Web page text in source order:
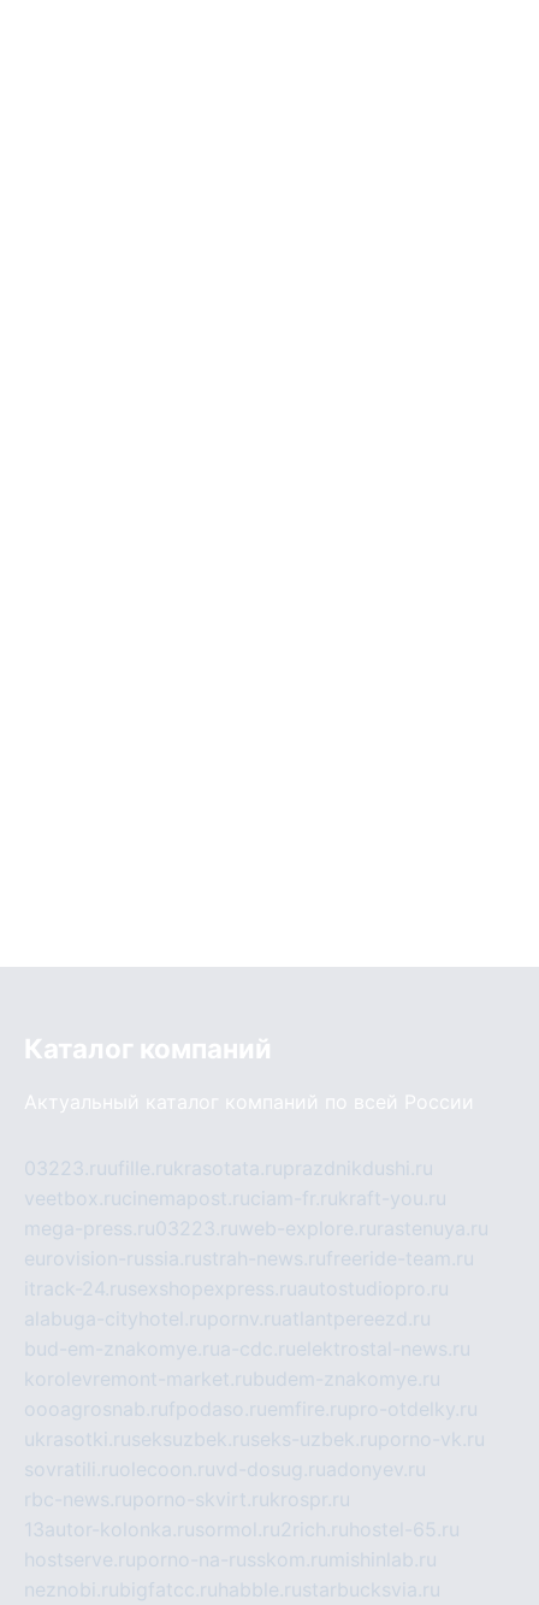
Каталог компаний
Актуальный каталог компаний по всей России
03223.ruufille.rukrasotata.ruprazdnikdushi.ru
veetbox.rucinemapost.ruciam-fr.rukraft-you.ru
mega-press.ru03223.ruweb-explore.ru rastenuya.ru
eurovision-russia.rustrah-news.rufreeride-team.ru
itrack-24.rusexshopexpress.ruautostudiopro.ru
alabuga-cityhotel.rupornv.ruatlantpereezd.ru
bud-em-znakomye.rua-cdc.ruelektrostal-news.ru
korolevremont-market.rubudem-znakomye.ru
oooagrosnab.rufpodaso.ruemfire.rupro-otdelky.ru
ukrasotki.ruseksuzbek.ruseks-uzbek.ruporno-vk.ru
sovratili.ruolecoon.ruvd-dosug.ruadonyev.ru
rbc-news.ruporno-skvirt.rukrospr.ru
13autor-kolonka.rusormol.ru2rich.ru hostel-65.ru
hostserve.ruporno-na-russkom.ru mishinlab.ru
neznobi.rubigfatcc.ru habble.rustarbucksvia.ru